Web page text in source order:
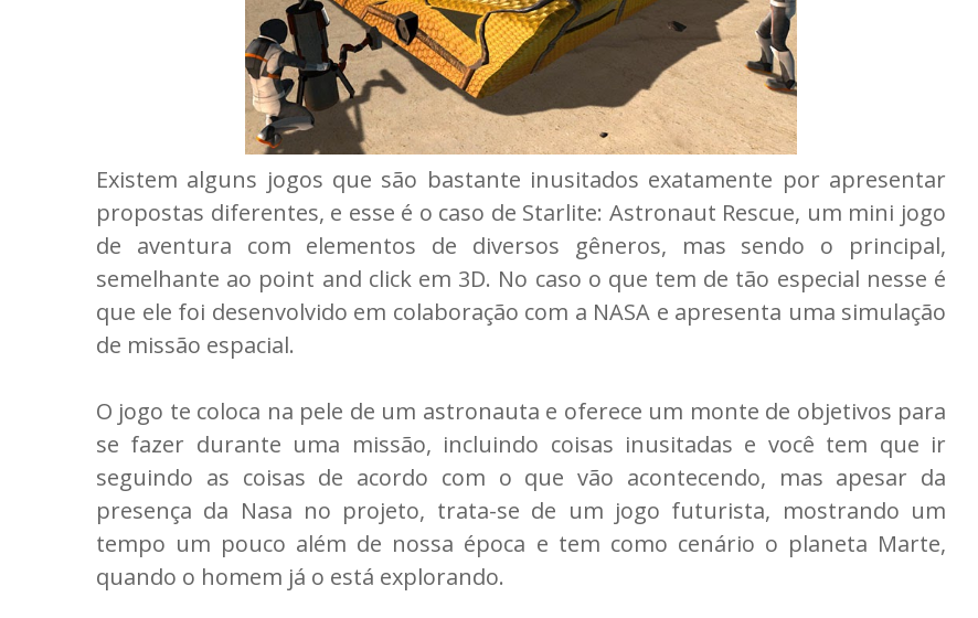
Existem alguns jogos que são bastante inusitados exatamente por apresentar
propostas diferentes, e esse é o caso de Starlite: Astronaut Rescue, um mini jogo
de aventura com elementos de diversos gêneros, mas sendo o principal,
semelhante ao point and click em 3D. No caso o que tem de tão especial nesse é
que ele foi desenvolvido em colaboração com a NASA e apresenta uma simulação
de missão espacial.
O jogo te coloca na pele de um astronauta e oferece um monte de objetivos para
se fazer durante uma missão, incluindo coisas inusitadas e você tem que ir
seguindo as coisas de acordo com o que vão acontecendo, mas apesar da
presença da Nasa no projeto, trata-se de um jogo futurista, mostrando um
tempo um pouco além de nossa época e tem como cenário o planeta Marte,
quando o homem já o está explorando.